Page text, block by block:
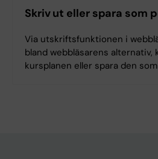
Skriv ut eller spara som
Via utskriftsfunktionen i
bland webbläsarens alternativ,
kursplanen eller spara den